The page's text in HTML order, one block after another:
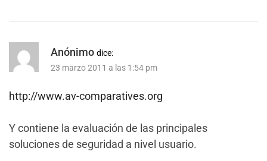
Anónimo dice:
23 marzo 2011 a las 1:54 pm
http://www.av-comparatives.org
Y contiene la evaluación de las principales
soluciones de seguridad a nivel usuario.